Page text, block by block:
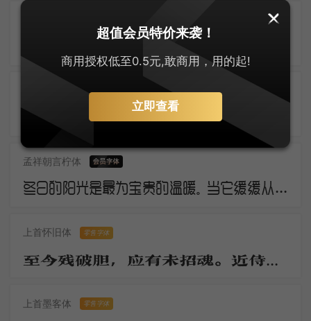
零售字体
孟祥朝言柠体
冬日的阳光是最为宝贵的温暖。当它缓缓从地平线上冒出，万物仿佛都被唤醒了。虽然空气仍然寒冷，但是阳光的温暖让人们感觉到了春天的气息。这是冬日的独特之处，冷冽而温暖，让人欲罢不能。
上首怀旧体 零售字体
至今残破胆，应有未招魂。近侍归京邑，移官岂至尊。无才日衰老，驻马望千门。
上首墨客体 零售字体
超值会员特价来袭！
商用授权低至0.5元,敢商用，用的起!
立即查看